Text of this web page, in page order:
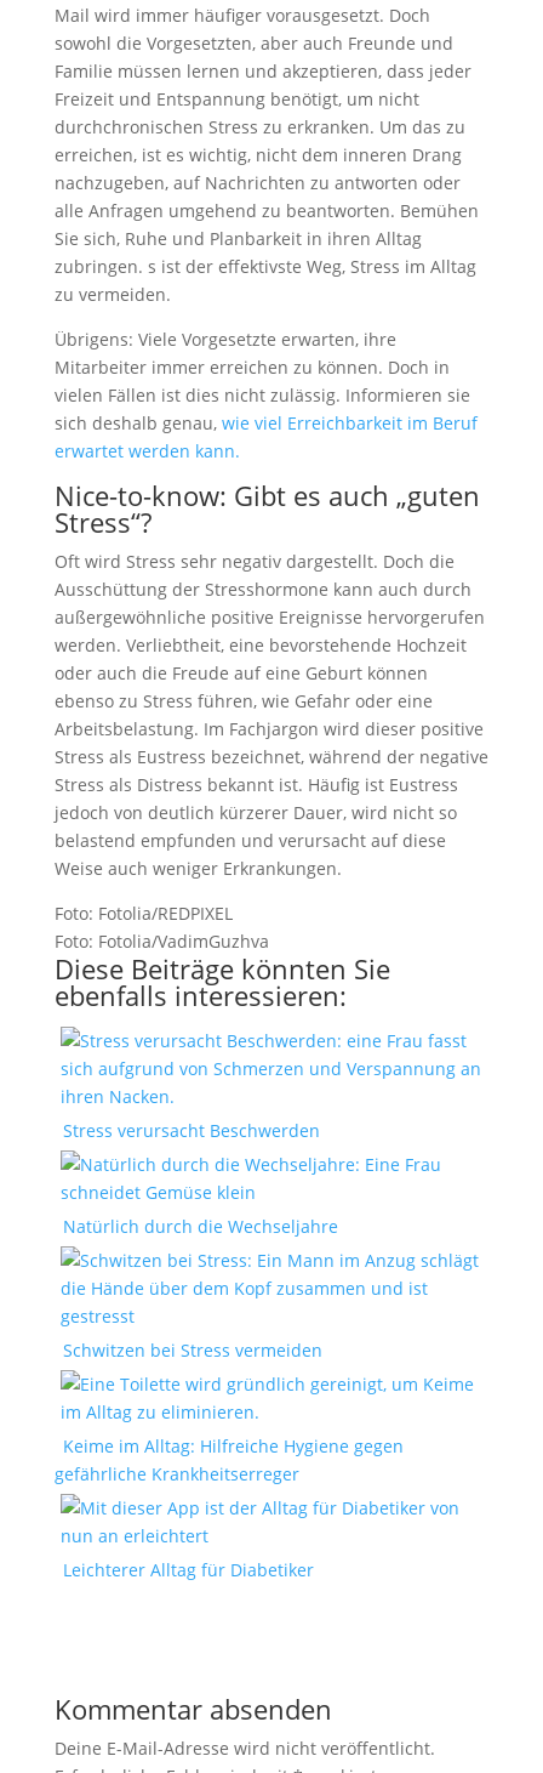
Mail wird immer häufiger vorausgesetzt. Doch
sowohl die Vorgesetzten, aber auch Freunde und
Familie müssen lernen und akzeptieren, dass jeder
Freizeit und Entspannung benötigt, um nicht
durchchronischen Stress zu erkranken. Um das zu
erreichen, ist es wichtig, nicht dem inneren Drang
nachzugeben, auf Nachrichten zu antworten oder
alle Anfragen umgehend zu beantworten. Bemühen
Sie sich, Ruhe und Planbarkeit in ihren Alltag
zubringen. s ist der effektivste Weg, Stress im Alltag
zu vermeiden.
Übrigens: Viele Vorgesetzte erwarten, ihre
Mitarbeiter immer erreichen zu können. Doch in
vielen Fällen ist dies nicht zulässig. Informieren sie
sich deshalb genau, wie viel Erreichbarkeit im Beruf
erwartet werden kann.
Nice-to-know: Gibt es auch „guten
Stress“?
Oft wird Stress sehr negativ dargestellt. Doch die
Ausschüttung der Stresshormone kann auch durch
außergewöhnliche positive Ereignisse hervorgerufen
werden. Verliebtheit, eine bevorstehende Hochzeit
oder auch die Freude auf eine Geburt können
ebenso zu Stress führen, wie Gefahr oder eine
Arbeitsbelastung. Im Fachjargon wird dieser positive
Stress als Eustress bezeichnet, während der negative
Stress als Distress bekannt ist. Häufig ist Eustress
jedoch von deutlich kürzerer Dauer, wird nicht so
belastend empfunden und verursacht auf diese
Weise auch weniger Erkrankungen.
Foto: Fotolia/REDPIXEL
Foto: Fotolia/VadimGuzhva
Diese Beiträge könnten Sie
ebenfalls interessieren:
Stress verursacht Beschwerden
Natürlich durch die Wechseljahre
Schwitzen bei Stress vermeiden
Keime im Alltag: Hilfreiche Hygiene gegen
gefährliche Krankheitserreger
Leichterer Alltag für Diabetiker
Kommentar absenden
Deine E-Mail-Adresse wird nicht veröffentlicht.